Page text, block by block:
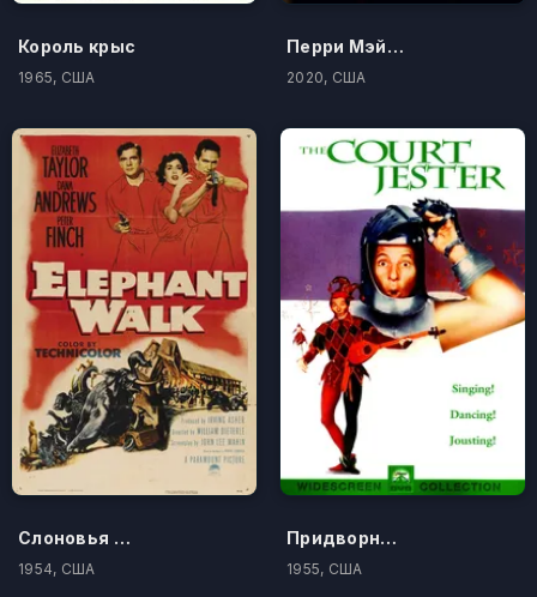
Король крыс
1965, США
Перри Мэйсон
2020, США
Слоновья тропа
1954, США
Придворный шут
1955, США